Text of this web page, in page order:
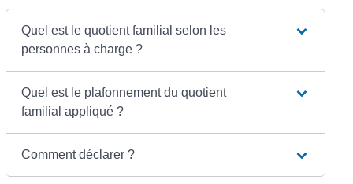
Quel est le quotient familial selon les
personnes à charge ?
Quel est le plafonnement du quotient
familial appliqué ?
Comment déclarer ?